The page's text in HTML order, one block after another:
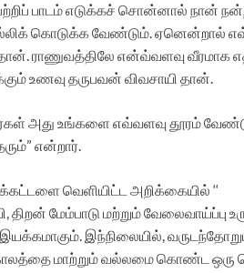
பாடம் எடுக்கச் சொன்னால் நான்
கொடுக்க வேண்டும். ஏனென்றால்
ராணுவத்திலே என்வ்வளவு வீரமாக
உணவு தருபவன் விவசாயி தான்.
அது உங்களை எவ்வளவு தூரம்
என்றார்.
வெளியிட்ட அறிக்கையில் ‘‘
மேம்பாடு மற்றும் வேலைவாய்ப்பு
இந்நிலையில்,
மாற்றும் வல்லமை கொண்ட ஒரு